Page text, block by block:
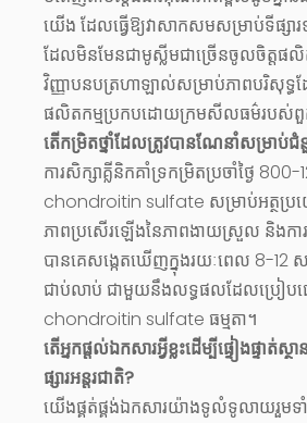
យើង ដែលធ្វើឱ្យវាសាកសមសម្រាប់ទីផ្សា
ដែលមិនមែនជាមូស្លីមជាច្រើនចូលចិត្ត
វិញ្ញាបនបត្រហាឡាល់សម្រាប់ភាពបរិសុទ្ធ
ផលិតកម្មប្រកបដោយក្រមសីលធម៌របស់ពួ
តើកម្រិតថ្នាំដែលត្រូវបានណែនាំសម្រាប់ជំ
ការសិក្សាគ្លីនិកគាំទ្រកម្រិតប្រចាំថ្ងៃ
chondroitin sulfate សម្រាប់អត្ថប្រ
ភាពប្រសើរឡើងនៃភាពងាយស្រួល និងការ
បានគេសង្កេតឃើញក្នុងរយៈពេល 8-12 ស
ជាប់លាប់ ជាមួយនឹងលទ្ធផលដែលប្រៀប
chondroitin sulfate ធម្មតា។
តើអ្នកផ្តល់ឯកសារអ្វីខ្លះដើម្បីផ្ទៀងផ្ទាត់
ផ្សារអន្តរជាតិ?
យើងផ្គត់ផ្គង់ឯកសារយ៉ាងទូលំទូលាយរួមទ